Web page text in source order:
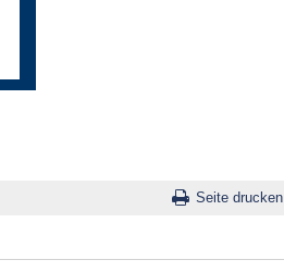
Seite drucken